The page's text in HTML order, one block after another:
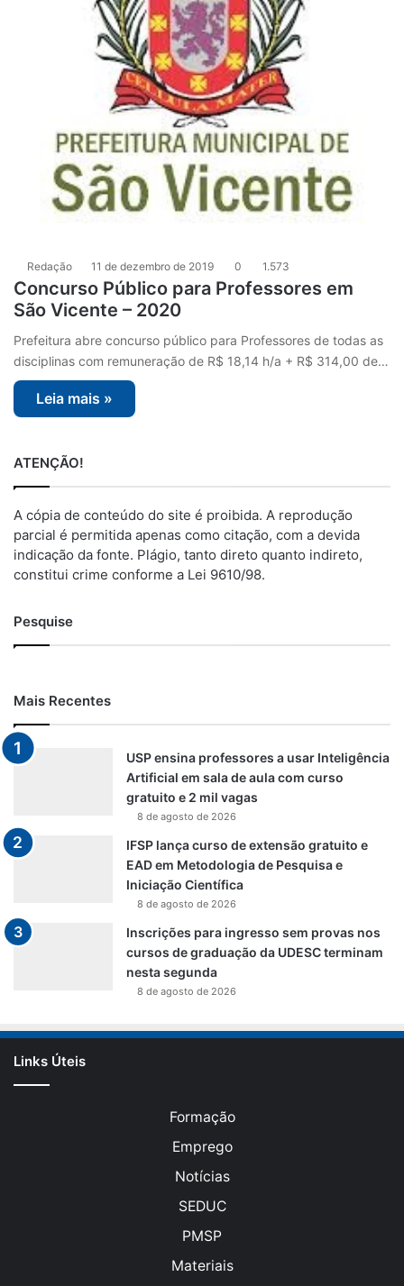
Redação 11 de dezembro de 2019 0 1.573
Concurso Público para Professores em
São Vicente – 2020
Prefeitura abre concurso público para Professores de todas as
disciplinas com remuneração de R$ 18,14 h/a + R$ 314,00 de…
Leia mais »
ATENÇÃO!
A cópia de conteúdo do site é proibida. A reprodução
parcial é permitida apenas como citação, com a devida
indicação da fonte. Plágio, tanto direto quanto indireto,
constitui crime conforme a Lei 9610/98.
Pesquise
Mais Recentes
USP ensina professores a usar Inteligência
Artificial em sala de aula com curso
gratuito e 2 mil vagas
8 de agosto de 2026
IFSP lança curso de extensão gratuito e
EAD em Metodologia de Pesquisa e
Iniciação Científica
8 de agosto de 2026
Inscrições para ingresso sem provas nos
cursos de graduação da UDESC terminam
nesta segunda
8 de agosto de 2026
Links Úteis
Formação
Emprego
Notícias
SEDUC
PMSP
Materiais